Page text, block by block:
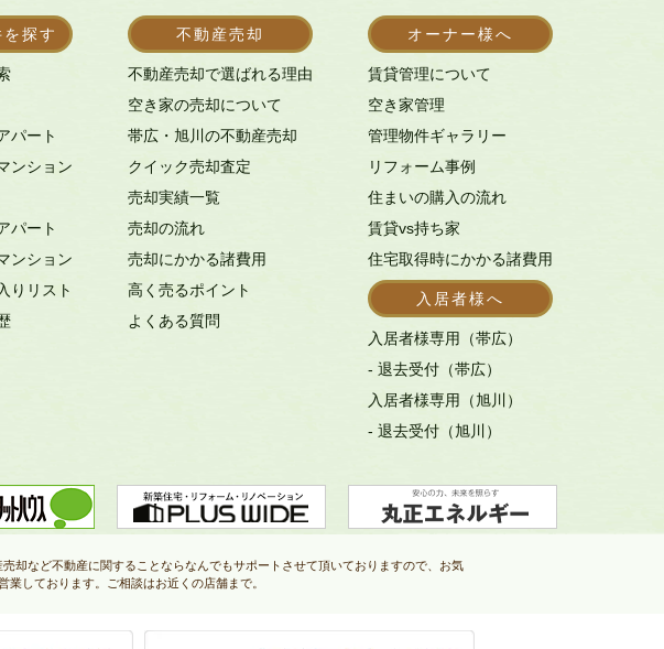
探す
パート
ンション
パート
ンション
りリスト
不動産売却
不動産売却で選ばれる理由
空き家の売却について
帯広・旭川の不動産売却
クイック売却査定
売却実績一覧
売却の流れ
売却にかかる諸費用
高く売るポイント
よくある質問
オーナー様へ
賃貸管理について
空き家管理
管理物件ギャラリー
リフォーム事例
住まいの購入の流れ
賃貸vs持ち家
住宅取得時にかかる諸費用
入居者様へ
入居者様専用（帯広）
- 退去受付（帯広）
入居者様専用（旭川）
- 退去受付（旭川）
却など不動産に関することならなんでもサポートさせて頂いておりますので、お気
しております。ご相談はお近くの店舗まで。